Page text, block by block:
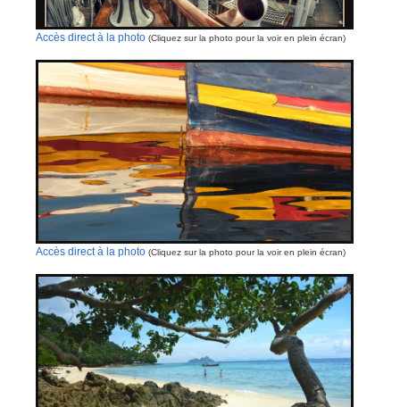
Accès direct à la photo (Cliquez sur la photo pour la voir en plein écran)
Accès direct à la photo (Cliquez sur la photo pour la voir en plein écran)